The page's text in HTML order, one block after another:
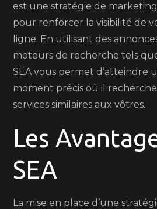
est une stratégie de
pour renforcer la visibilité de
ligne. En utilisant des
moteurs de recherche tels
SEA vous permet d’atteindre
moment précis où il
services similaires aux vôtres.
Les
SEA
La mise en place d’une